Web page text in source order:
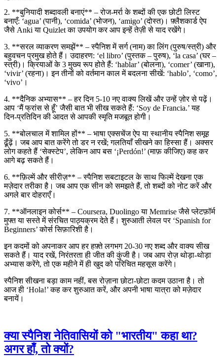
2. **बुनियादी शब्दावली बनाएं** – रोज‑मर्रा के शब्दों की एक छोटी लिस्ट
बनाएँ: ‘agua’ (पानी), ‘comida’ (भोजन), ‘amigo’ (दोस्त)। फ़्लैशकार्ड ऐप
जैसे Anki या Quizlet का उपयोग कर आप इन्हें तेज़ी से याद रखेंगे।
3. **सरल व्याकरण समझें** – स्पैनिश में सर्ग (नाम) का लिंग (पुरुष/स्त्री) और
बहुवचन प्रमुख होते हैं। उदाहरण: ‘el libro’ (पुस्तक – पुरुष), ‘la casa’ (घर –
स्त्री)। क्रियाओं के 3 मुख्य रूप होते हैं: ‘hablar’ (बोलना), ‘comer’ (खाना),
‘vivir’ (रहना)। इन तीनों को वर्तमान काल में बदलना सीखें: ‘hablo’, ‘como’,
‘vivo’।
4. **दैनिक अभ्यास** – हर दिन 5‑10 नए वाक्य लिखें और उन्हें ज़ोर से पढ़ें।
आप ‘मैं फ्रांस से हूँ’ जैसी बात भी सीख सकते हैं: ‘Soy de Francia.’ यह
दिन‑प्रतिदिन की आदत से आपकी स्मृति मजबूत होगी।
5. **बोलचाल में शामिल हों** – भाषा एक्सचेंज ऐप या स्थानीय स्पैनिश समूह
ढूँढ़ें। जब आप बात करेंगे तो डर न रखें; गलतियाँ सीखने का हिस्सा हैं। अक्सर
लोग कहते हैं ‘सेक्स्टेप’, लेकिन आप बस ‘¡Perdón!’ (माफ़ कीजिए) कह कर
आगे बढ़ सकते हैं।
6. **फ़िल्में और सीरीज़** – स्पैनिश सबटाइटल के साथ फिल्में देखना एक
मज़ेदार तरीका है। जब आप एक सीन को समझते हैं, तो शब्दों को नोट करें और
अगले बार दोहराएँ।
7. **ऑनलाइन कोर्स** – Coursera, Duolingo या Memrise जैसे प्लेटफ़ॉर्म
मुफ्त या सस्ते में संरचित पाठ्यक्रम देते हैं। शुरुआती लेवल पर ‘Spanish for
Beginners’ कोर्स सिफ़ारिशी है।
इन कदमों को अपनाकर आप हर हफ़्ते लगभग 20‑30 नए शब्द और वाक्य सीख
सकते हैं। याद रखें, निरंतरता ही जीत की कुंजी है। जब आप रोज़ थोड़ा‑थोड़ा
अभ्यास करेंगे, तो एक महीने में ही खुद को परिचित महसूस करेंगे।
स्पैनिश सीखना बड़ा काम नहीं, बस रोज़ाना छोटा‑छोटा कदम उठाना है। तो
आज ही ‘Hola!’ कह कर शुरुआत करें, और अपनी भाषा यात्रा को मज़ेदार
बनायें।
क्या स्पैनिश नेतिवासियों को "भारतीय" कहा था?
अगर हाँ, तो क्यों?